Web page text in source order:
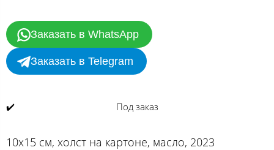
Заказать в WhatsApp
Заказать в Telegram
✔️ Под заказ
10х15 см, холст на картоне, масло, 2023